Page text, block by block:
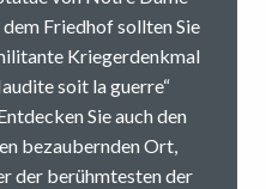
Friedhof sollten Sie
Kriegerdenkmal
soit la guerre“
Sie auch den
bezaubernden Ort,
der berühmtesten der